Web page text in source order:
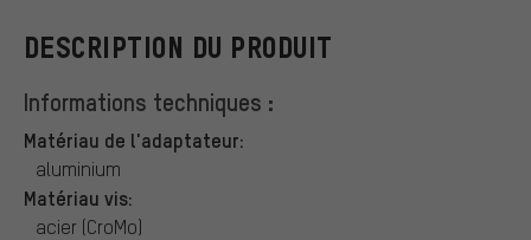
DESCRIPTION DU PRODUIT
Informations techniques :
Matériau de l'adaptateur:
aluminium
Matériau vis:
acier (CroMo)